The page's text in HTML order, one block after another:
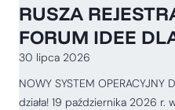
RUSZA
FORUM IDEE
30 lipca 2026
NOWY SYSTEM OPERACYJNY
działa! 19 października 2026 r.